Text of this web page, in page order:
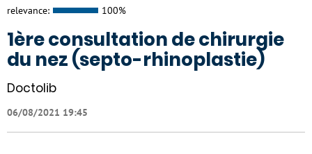
relevance: 100%
1ère consultation de chirurgie
du nez (septo-rhinoplastie)
Doctolib
06/08/2021 19:45